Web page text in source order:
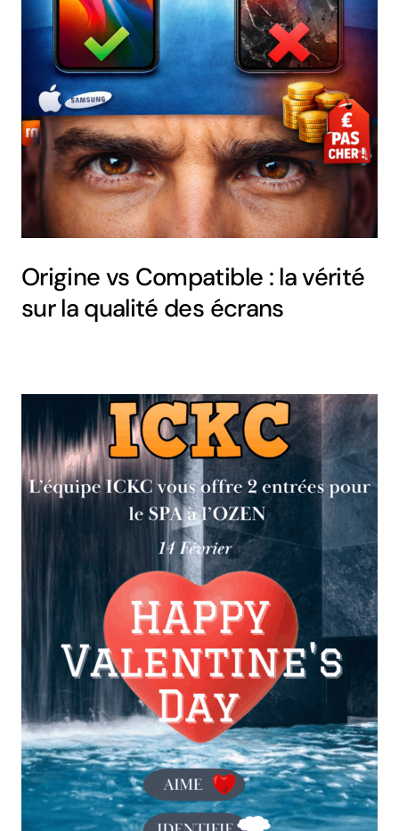
Origine vs Compatible : la vérité
sur la qualité des écrans